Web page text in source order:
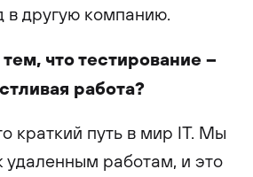
в другую компанию.
что тестирование –
работа?
краткий путь в мир IT. Мы
удаленным работам, и это